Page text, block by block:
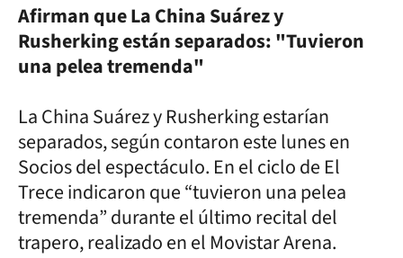
Afirman que La China Suárez y
Rusherking están separados: "Tuvieron
una pelea tremenda"
La China Suárez y Rusherking estarían
separados, según contaron este lunes en
Socios del espectáculo. En el ciclo de El
Trece indicaron que “tuvieron una pelea
tremenda” durante el último recital del
trapero, realizado en el Movistar Arena.